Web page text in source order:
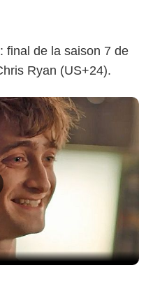
: final de la saison 7 de
Ryan (US+24).